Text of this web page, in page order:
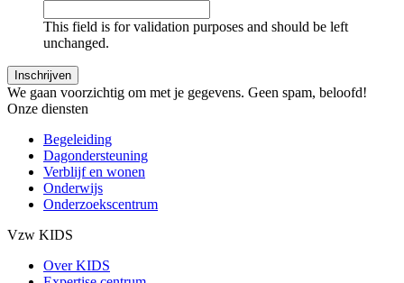
This field is for validation purposes and should be left
unchanged.
We gaan voorzichtig om met je gegevens. Geen spam, beloofd!
Onze diensten
Begeleiding
Dagondersteuning
Verblijf en wonen
Onderwijs
Onderzoekscentrum
Vzw KIDS
Over KIDS